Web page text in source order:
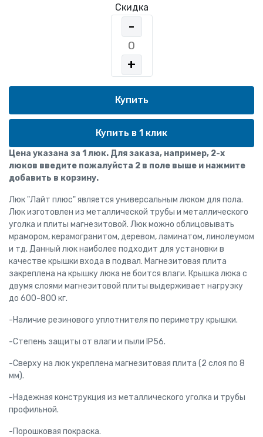
Скидка
-
+
Купить в 1 клик
Цена указана за 1 люк. Для заказа, например, 2-х
люков введите пожалуйста 2 в поле выше и нажмите
добавить в корзину.
Люк "Лайт плюс" является универсальным люком для пола.
Люк изготовлен из металлической трубы и металлического
уголка и плиты магнезитовой. Люк можно облицовывать
мрамором, керамогранитом, деревом, ламинатом, линолеумом
и тд. Данный люк наиболее подходит для установки в
качестве крышки входа в подвал. Магнезитовая плита
закреплена на крышку люка не боится влаги. Крышка люка с
двумя слоями магнезитовой плиты выдерживает нагрузку
до 600-800 кг.
-Наличие резинового уплотнителя по периметру крышки.
-Степень защиты от влаги и пыли IP56.
-Сверху на люк укреплена магнезитовая плита (2 слоя по 8
мм).
-Надежная конструкция из металлического уголка и трубы
профильной.
-Порошковая покраска.